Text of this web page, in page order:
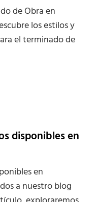
de Obra en
los estilos y
el terminado de
disponibles en
en
a nuestro blog